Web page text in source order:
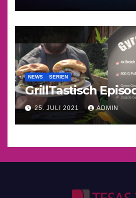
NEWS SERIEN
GrillTastisch
25. JULI 2021 ADMIN